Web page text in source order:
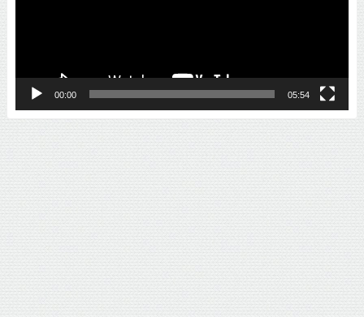
00:00 05:54